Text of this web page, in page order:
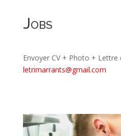
Jobs
Envoyer CV + Photo +
letrimarrants@gmail.com